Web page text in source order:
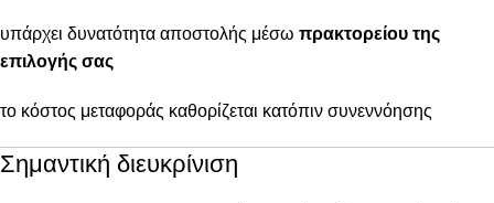
υπάρχει δυνατότητα αποστολής μέσω πρακτορείου της
επιλογής σας
το κόστος μεταφοράς καθορίζεται κατόπιν συνεννόησης
Σημαντική διευκρίνιση